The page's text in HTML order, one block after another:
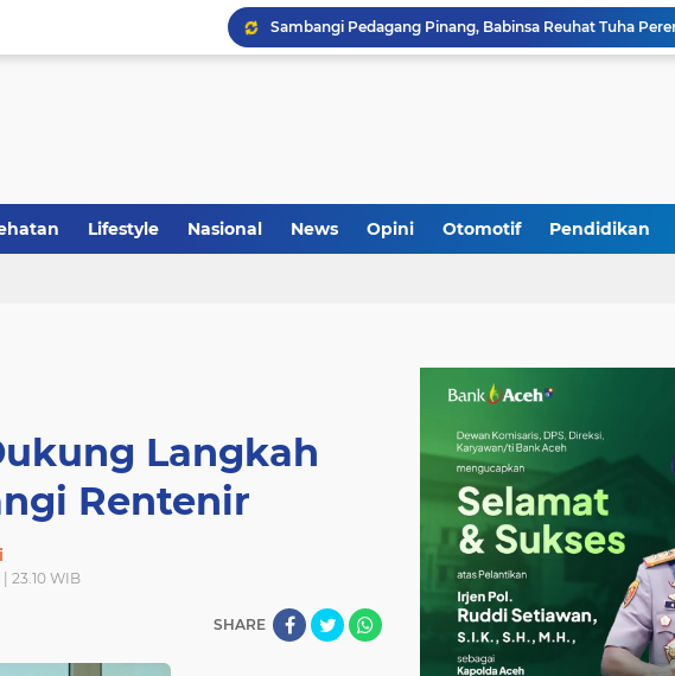
Lifestyle Nasional News Opini Otomotif Pendidikan
Langkah
Rentenir
23.10 WIB
SHARE